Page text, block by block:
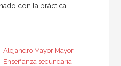
con la práctica.
Alejandro Mayor Mayor
Enseñanza secundaria